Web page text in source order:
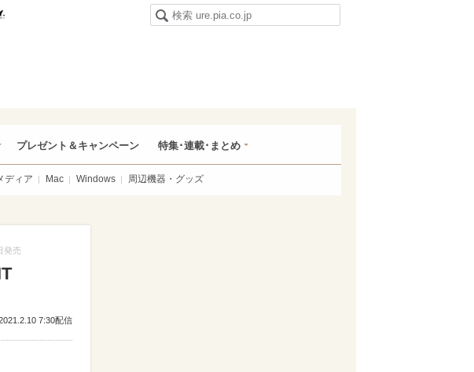
プレゼント＆キャンペーン 特集･連載･まとめ
ディア Mac Windows 周辺機器・グッズ
発売
7:30配信